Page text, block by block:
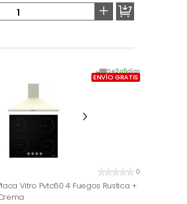
+
De2a5días
ENVÍO GRATIS
0
Vitro Pvtc60 4 Fuegos Rustica +